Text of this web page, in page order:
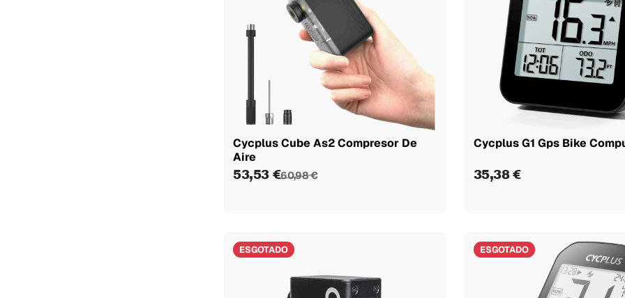
Cycplus Cube As2 Compresor De
Aire
53,53 €60,98 €
Cycplus G1 Gps Bike
35,38 €
ESGOTADO ESGOTADO